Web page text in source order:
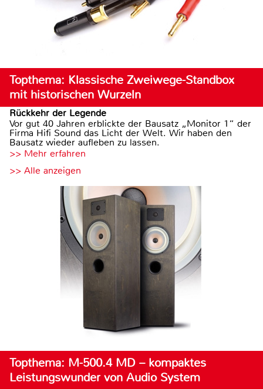
Topthema: Klassische Zweiwege-Standbox
mit historischen Wurzeln
Rückkehr der Legende
Vor gut 40 Jahren erblickte der Bausatz „Monitor 1“ der
Firma Hifi Sound das Licht der Welt. Wir haben den
Bausatz wieder aufleben zu lassen.
>> Mehr erfahren
>> Alle anzeigen
Topthema: M-500.4 MD – kompaktes
Leistungswunder von Audio System